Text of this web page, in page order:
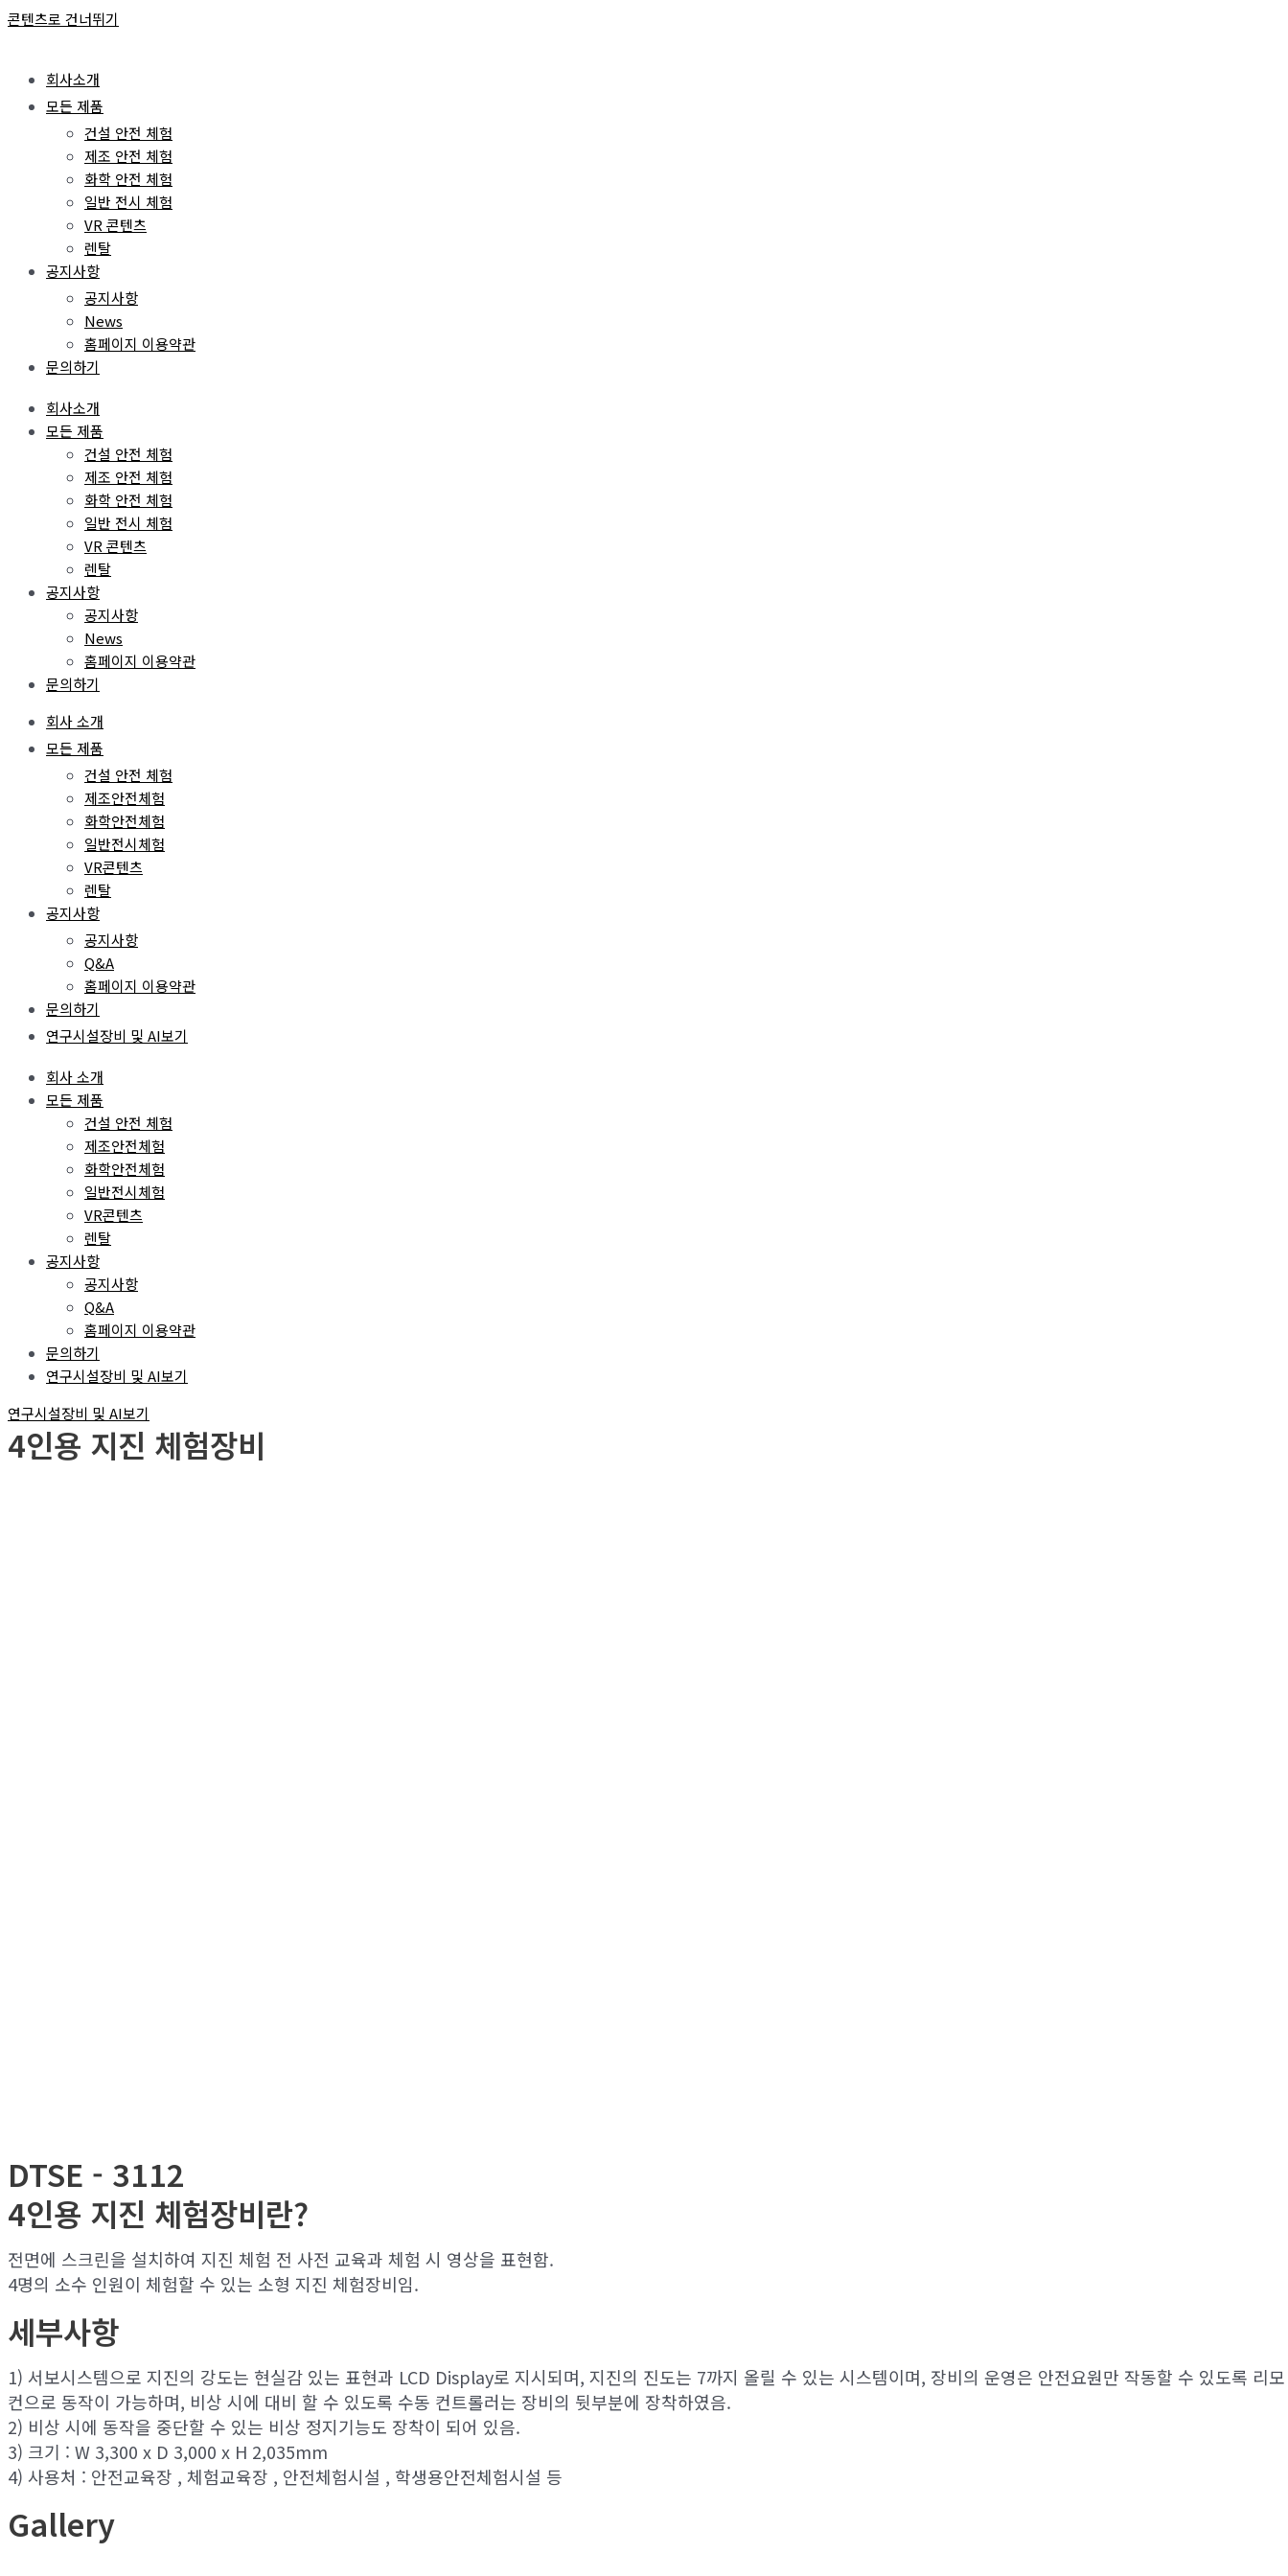
콘텐츠로 건너뛰기
회사소개
모든 제품
건설 안전 체험
제조 안전 체험
화학 안전 체험
일반 전시 체험
VR 콘텐츠
렌탈
공지사항
공지사항
News
홈페이지 이용약관
문의하기
회사소개
모든 제품
건설 안전 체험
제조 안전 체험
화학 안전 체험
일반 전시 체험
VR 콘텐츠
렌탈
공지사항
공지사항
News
홈페이지 이용약관
문의하기
회사 소개
모든 제품
건설 안전 체험
제조안전체험
화학안전체험
일반전시체험
VR콘텐츠
렌탈
공지사항
공지사항
Q&A
홈페이지 이용약관
문의하기
연구시설장비 및 AI보기
회사 소개
모든 제품
건설 안전 체험
제조안전체험
화학안전체험
일반전시체험
VR콘텐츠
렌탈
공지사항
공지사항
Q&A
홈페이지 이용약관
문의하기
연구시설장비 및 AI보기
연구시설장비 및 AI보기
4인용 지진 체험장비
DTSE - 3112
4인용 지진 체험장비란?
전면에 스크린을 설치하여 지진 체험 전 사전 교육과 체험 시 영상을 표현함.
4명의 소수 인원이 체험할 수 있는 소형 지진 체험장비임.
세부사항
1) 서보시스템으로 지진의 강도는 현실감 있는 표현과 LCD Display로 지시되며, 지진의 진도는 7까지 올릴 수 있는 시스템이며, 장비의 운영은 안전요원만 작동할 수 있도록 리모
컨으로 동작이 가능하며, 비상 시에 대비 할 수 있도록 수동 컨트롤러는 장비의 뒷부분에 장착하였음.
2) 비상 시에 동작을 중단할 수 있는 비상 정지기능도 장착이 되어 있음.
3) 크기 : W 3,300 x D 3,000 x H 2,035mm
4) 사용처 : 안전교육장 , 체험교육장 , 안전체험시설 , 학생용안전체험시설 등
Gallery